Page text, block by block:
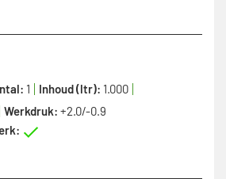
1 Inhoud (ltr): 1.000
Werkdruk: +2.0/-0.9